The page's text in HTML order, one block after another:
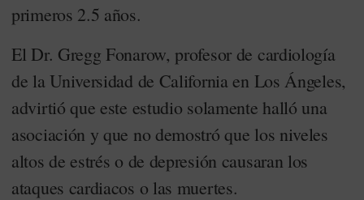
primeros 2.5 años.
El Dr. Gregg Fonarow, profesor de cardiología
de la Universidad de California en Los Ángeles,
advirtió que este estudio solamente halló una
asociación y que no demostró que los niveles
altos de estrés o de depresión causaran los
ataques cardiacos o las muertes.